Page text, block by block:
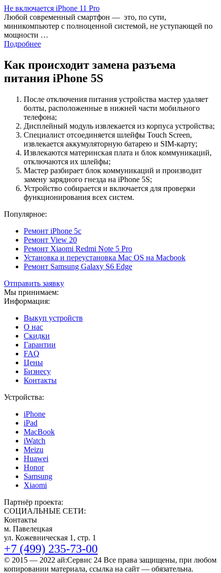
Не включается iPhone 11 Pro
Любой современный смартфон — это, по сути,
миникомпьютер с полноценной системой, не уступающей по
мощности …
Подробнее
Как происходит замена разъема
питания iPhone 5S
После отключения питания устройства мастер удаляет
болты, расположенные в нижней части мобильного
телефона;
Дисплейный модуль извлекается из корпуса устройства;
Специалист отсоединяется шлейфы Touch Screen,
извлекается аккумуляторную батарею и SIM-карту;
Извлекаются материнская плата и блок коммуникаций,
отключаются их шлейфы;
Мастер разбирает блок коммуникаций и производит
замену зарядного гнезда на iPhоne 5S;
Устройство собирается и включается для проверки
функционирования всех систем.
Популярное:
Ремонт iPhone 5с
Ремонт View 20
Ремонт Xiaomi Redmi Note 5 Pro
Установка и переустановка Mac OS на Macbook
Ремонт Samsung Galaxy S6 Edge
Отправить заявку
Мы принимаем:
Информация:
Выкуп устройств
О нас
Скидки
Гарантии
FAQ
Цены
Бизнесу
Контакты
Устройства:
iPhone
iPad
MacBook
iWatch
Meizu
Huawei
Honor
Samsung
Xiaomi
Партнёр проекта:
СОЦИАЛЬНЫЕ СЕТИ:
Контакты
м. Павелецкая
ул. Кожевническая 1, стр. 1
+7 (499) 235-73-00
© 2015 — 2022 ай:Сервис 24 Все права защищены, при любом
копировании материала, ссылка на сайт — обязательна.